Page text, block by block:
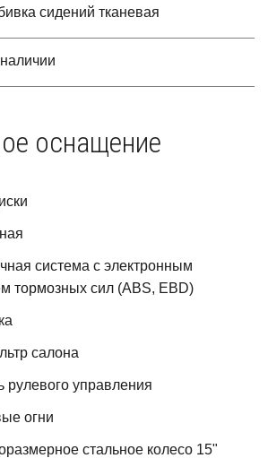
сидений тканевая
оснащение
система с электронным
тормозных сил (ABS, EBD)
салона
рулевого управления
огни
стальное колесо 15"